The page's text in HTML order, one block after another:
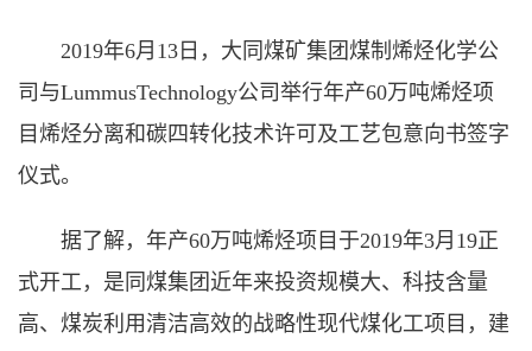
2019年6月13日，大同煤矿集团煤制烯烃化学公
司与LummusTechnology公司举行年产60万吨烯烃项
目烯烃分离和碳四转化技术许可及工艺包意向书签字
仪式。
据了解，年产60万吨烯烃项目于2019年3月19正
式开工，是同煤集团近年来投资规模大、科技含量
高、煤炭利用清洁高效的战略性现代煤化工项目，建